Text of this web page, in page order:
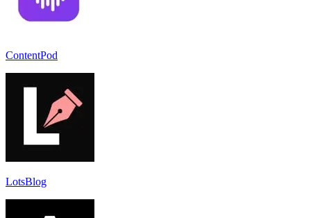
ContentPod
LotsBlog